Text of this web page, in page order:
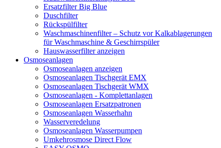
Ersatzfilter Big Blue
Duschfilter
Rückspülfilter
Waschmaschinenfilter – Schutz vor Kalkablagerungen
für Waschmaschine & Geschirrspüler
Hauswasserfilter anzeigen
Osmoseanlagen
Osmoseanlagen anzeigen
Osmoseanlagen Tischgerät EMX
Osmoseanlagen Tischgerät WMX
Osmoseanlagen - Komplettanlagen
Osmoseanlagen Ersatzpatronen
Osmoseanlagen Wasserhahn
Wasserveredelung
Osmoseanlagen Wasserpumpen
Umkehrosmose Direct Flow